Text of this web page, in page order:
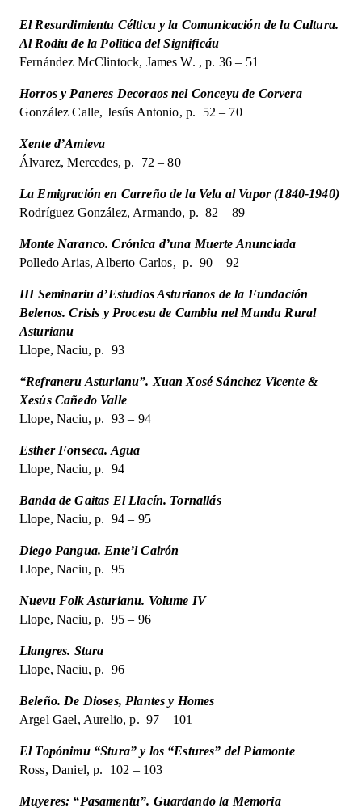
El Resurdimientu Célticu y la Comunicación de la Cultura.
Al Rodiu de la Politica del Significáu
Fernández McClintock, James W. , p. 36 – 51
Horros y Paneres Decoraos nel Conceyu de Corvera
González Calle, Jesús Antonio, p. 52 – 70
Xente d’Amieva
Álvarez, Mercedes, p. 72 – 80
La Emigración en Carreño de la Vela al Vapor (1840-1940)
Rodríguez González, Armando, p. 82 – 89
Monte Naranco. Crónica d’una Muerte Anunciada
Polledo Arias, Alberto Carlos, p. 90 – 92
III Seminariu d’Estudios Asturianos de la Fundación
Belenos. Crisis y Procesu de Cambiu nel Mundu Rural
Asturianu
Llope, Naciu, p. 93
“Refraneru Asturianu”. Xuan Xosé Sánchez Vicente &
Xesús Cañedo Valle
Llope, Naciu, p. 93 – 94
Esther Fonseca. Agua
Llope, Naciu, p. 94
Banda de Gaitas El Llacín. Tornallás
Llope, Naciu, p. 94 – 95
Diego Pangua. Ente’l Cairón
Llope, Naciu, p. 95
Nuevu Folk Asturianu. Volume IV
Llope, Naciu, p. 95 – 96
Llangres. Stura
Llope, Naciu, p. 96
Beleño. De Dioses, Plantes y Homes
Argel Gael, Aurelio, p. 97 – 101
El Topónimu “Stura” y los “Estures” del Piamonte
Ross, Daniel, p. 102 – 103
Muyeres: “Pasamentu”. Guardando la Memoria